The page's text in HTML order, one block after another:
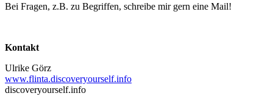
Bei Fragen, z.B. zu Begriffen, schreibe mir gern eine Mail!
Kontakt
Ulrike Görz
www.flinta.discoveryourself.info
discoveryourself.info